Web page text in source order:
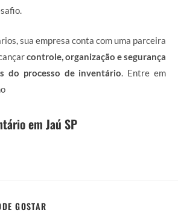
sua empresa conta com uma parceira
controle, organização e segurança
do processo de inventário . Entre em
em Jaú SP
GOSTAR